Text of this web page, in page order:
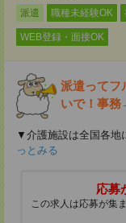
派遣
職種未経験OK
WEB登録・面接OK
派遣ってフ
いで！事務
▼介護施設は全国各地
っとみる
応募
この求人は応募が集